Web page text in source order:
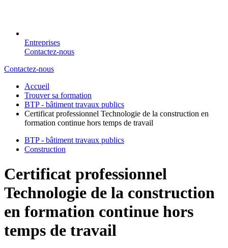
Entreprises
Contactez-nous
Contactez-nous
Accueil
Trouver sa formation
BTP - bâtiment travaux publics
Certificat professionnel Technologie de la construction en
formation continue hors temps de travail
BTP - bâtiment travaux publics
Construction
Certificat professionnel
Technologie de la construction
en formation continue hors
temps de travail